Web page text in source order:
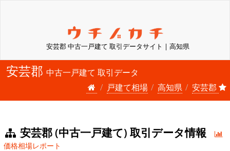
安芸郡 中古一戸建て 取引データサイト | 高知県
安芸郡 中古一戸建て 取引データ
戸建て相場
高知県 安芸郡
安芸郡 (中古一戸建て) 取引データ情報
価格相場レポート